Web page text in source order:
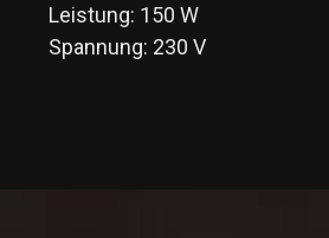
Leistung: 150 W
Spannung: 230 V